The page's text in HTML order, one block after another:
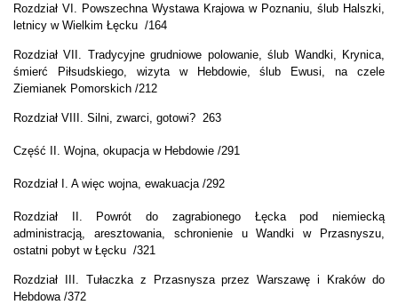
Rozdział VI. Powszechna Wystawa Krajowa w Poznaniu, ślub Halszki,
letnicy w Wielkim Łęcku /164
Rozdział VII. Tradycyjne grudniowe polowanie, ślub Wandki, Krynica,
śmierć Piłsudskiego, wizyta w Hebdowie, ślub Ewusi, na czele
Ziemianek Pomorskich /212
Rozdział VIII. Silni, zwarci, gotowi? 263
Część II. Wojna, okupacja w Hebdowie /291
Rozdział I. A więc wojna, ewakuacja /292
Rozdział II. Powrót do zagrabionego Łęcka pod niemiecką
administracją, aresztowania, schronienie u Wandki w Przasnyszu,
ostatni pobyt w Łęcku /321
Rozdział III. Tułaczka z Przasnysza przez Warszawę i Kraków do
Hebdowa /372